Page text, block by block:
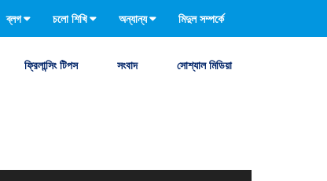
ব্লগ চলো শিখি অন্যান্য মিদুল সম্পর্কে
ফ্রিলান্সিং টিপস সংবাদ সোশ্যাল মিডিয়া